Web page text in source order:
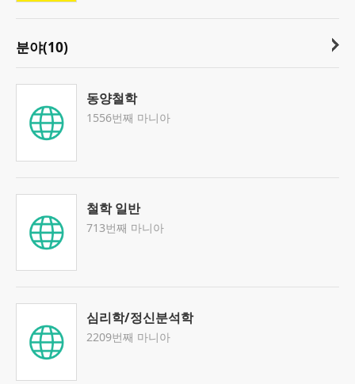
분야(10)
동양철학
1556번째 마니아
철학 일반
713번째 마니아
심리학/정신분석학
2209번째 마니아